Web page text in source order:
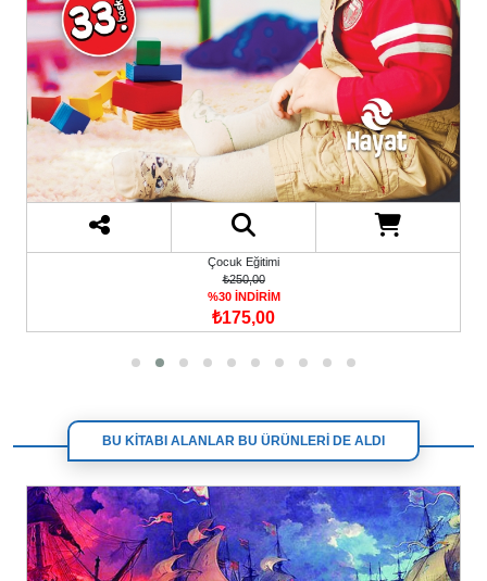
Çocuk Eğitimi
₺250,00
%30 İNDİRİM
₺175,00
BU KİTABI ALANLAR BU ÜRÜNLERİ DE ALDI